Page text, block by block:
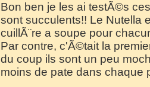
Bon ben je les ai testÃ©s
sont succulents!! Le Nutella
cuillÃ¨re a soupe pour
Par contre, c'Ã©tait la
du coup ils sont un peu
moins de pate dans chaque